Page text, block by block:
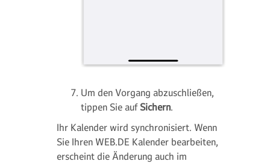
Um den Vorgang abzuschließen,
tippen Sie auf Sichern.
Ihr Kalender wird synchronisiert. Wenn
Sie Ihren WEB.DE Kalender bearbeiten,
erscheint die Änderung auch im